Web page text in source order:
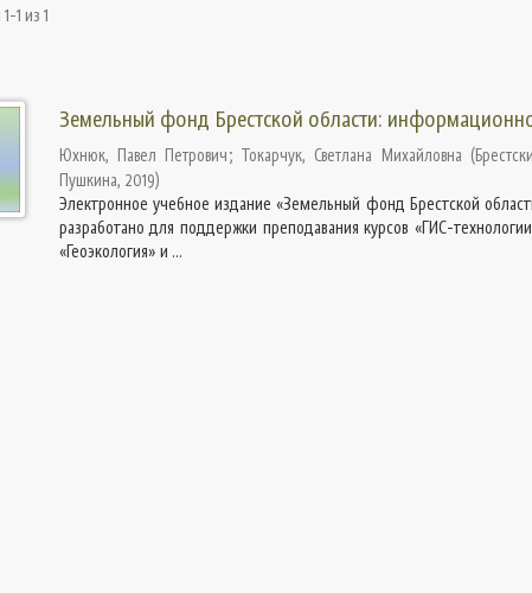
1 из 1
Земельный фонд Брестской области:
Юхнюк, Павел Петрович; Токарчук, Светлана Михайловна (
Пушкина, 2019)
Электронное учебное издание «Земельный фонд Брестской
разработано для поддержки преподавания курсов «ГИС-
«Геоэкология» и ...